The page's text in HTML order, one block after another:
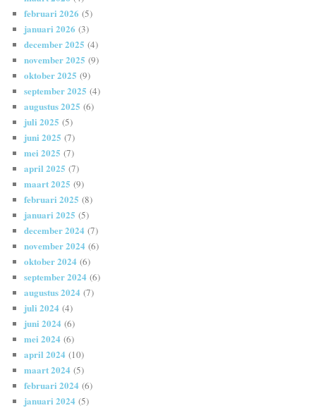
februari 2026 (5)
januari 2026 (3)
december 2025 (4)
november 2025 (9)
oktober 2025 (9)
september 2025 (4)
augustus 2025 (6)
juli 2025 (5)
juni 2025 (7)
mei 2025 (7)
april 2025 (7)
maart 2025 (9)
februari 2025 (8)
januari 2025 (5)
december 2024 (7)
november 2024 (6)
oktober 2024 (6)
september 2024 (6)
augustus 2024 (7)
juli 2024 (4)
juni 2024 (6)
mei 2024 (6)
april 2024 (10)
maart 2024 (5)
februari 2024 (6)
januari 2024 (5)